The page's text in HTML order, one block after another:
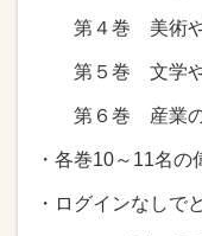
第４巻 美術や
第５巻 文学や
第６巻 産業の
・各巻10～11名の
・ログインなしで